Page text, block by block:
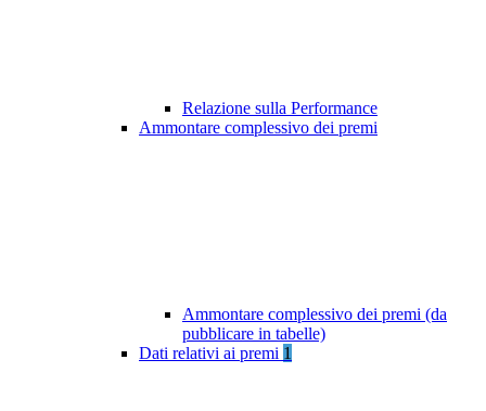
Relazione sulla Performance
Ammontare complessivo dei premi
Ammontare complessivo dei premi (da
pubblicare in tabelle)
Dati relativi ai premi 1